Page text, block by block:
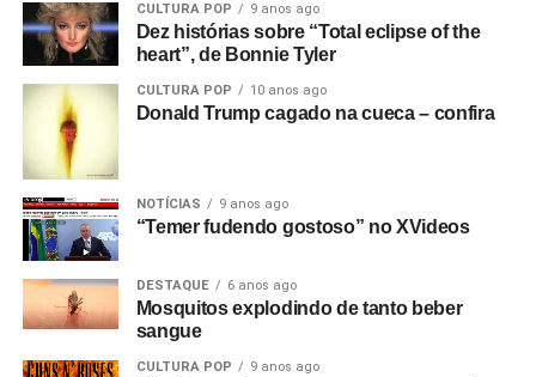
CULTURA POP 9 anos ago
Dez histórias sobre “Total eclipse of the
heart”, de Bonnie Tyler
CULTURA POP 10 anos ago
Donald Trump cagado na cueca – confira
NOTÍCIAS 9 anos ago
“Temer fudendo gostoso” no XVideos
DESTAQUE 6 anos ago
Mosquitos explodindo de tanto beber
sangue
CULTURA POP 9 anos ago